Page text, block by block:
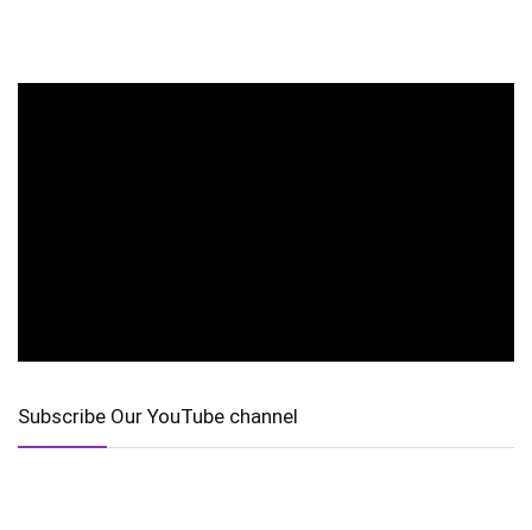
Subscribe Our YouTube channel